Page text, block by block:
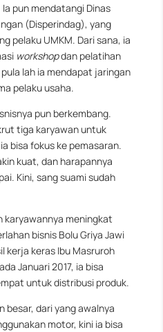
Ia pun mendatangi Dinas
(Disperindag), yang
pelaku UMKM. Dari sana, ia
workshopdan pelatihan
lah ia mendapat jaringan
pelaku usaha.
pun berkembang.
tiga karyawan untuk
bisa fokus ke pemasaran.
kuat, dan harapannya
Kini, sang suami sudah
karyawannya meningkat
bisnis Bolu Griya Jawi
kerja keras Ibu Masruroh
Januari 2017, ia bisa
untuk distribusi produk.
besar, dari yang awalnya
motor, kini ia bisa